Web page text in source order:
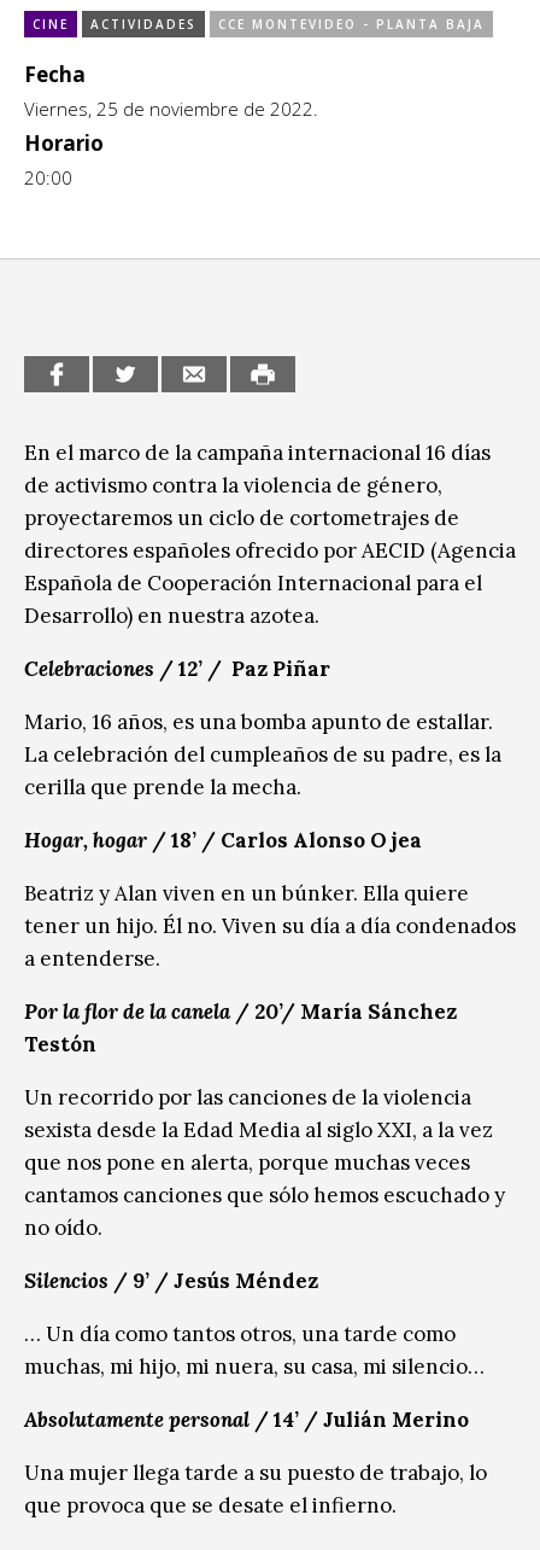
CCE en el interior/libros
Espacio itinerante de lectura infantil
Escénicas
Exposiciones
Formación
Género y Diversidad
Letras
Música
CINE ACTIVIDADES CCE MONTEVIDEO - PLANTA BAJA
Fecha
Viernes, 25 de noviembre de 2022.
Horario
20:00
En el marco de la campaña internacional 16 días
de activismo contra la violencia de género,
proyectaremos un ciclo de cortometrajes de
directores españoles ofrecido por AECID (Agencia
Española de Cooperación Internacional para el
Desarrollo) en nuestra azotea.
Celebraciones / 12’ / Paz Piñar
Mario, 16 años, es una bomba apunto de estallar.
La celebración del cumpleaños de su padre, es la
cerilla que prende la mecha.
Hogar, hogar / 18’ / Carlos Alonso Ojea
Beatriz y Alan viven en un búnker. Ella quiere
tener un hijo. Él no. Viven su día a día condenados
a entenderse.
Por la flor de la canela / 20’/ María Sánchez
Testón
Un recorrido por las canciones de la violencia
sexista desde la Edad Media al siglo XXI, a la vez
que nos pone en alerta, porque muchas veces
cantamos canciones que sólo hemos escuchado y
no oído.
Silencios / 9’ / Jesús Méndez
… Un día como tantos otros, una tarde como
muchas, mi hijo, mi nuera, su casa, mi silencio…
Absolutamente personal / 14’ / Julián Merino
Una mujer llega tarde a su puesto de trabajo, lo
que provoca que se desate el infierno.